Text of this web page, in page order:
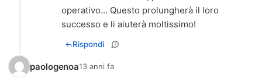
operativo... Questo prolungherà il loro
successo e li aiuterà moltissimo!
Rispondi
paologenoa13 anni fa